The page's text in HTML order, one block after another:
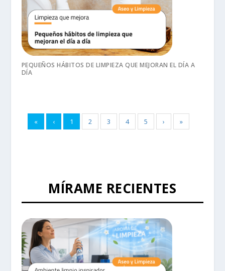
PEQUEÑOS HÁBITOS DE LIMPIEZA QUE MEJORAN EL DÍA A
DÍA
« ‹ 1 2 3 4 5 › »
MÍRAME RECIENTES